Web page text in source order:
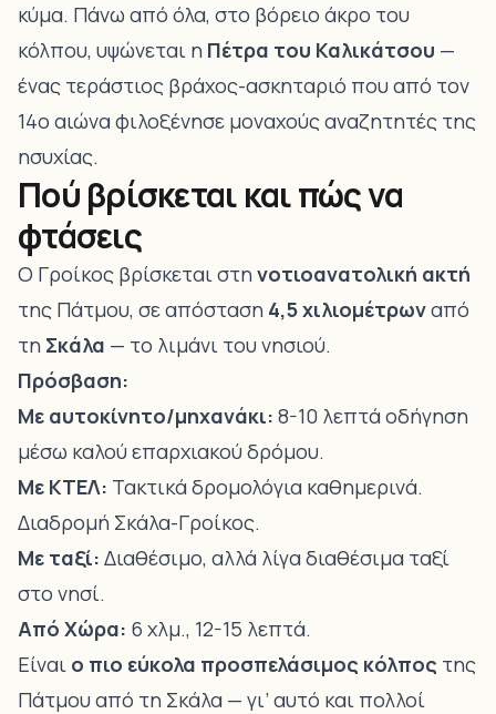
κύμα. Πάνω από όλα, στο βόρειο άκρο του
κόλπου, υψώνεται η Πέτρα του Καλικάτσου —
ένας τεράστιος βράχος-ασκηταριό που από τον
14ο αιώνα φιλοξένησε μοναχούς αναζητητές της
ησυχίας.
Πού βρίσκεται και πώς να
φτάσεις
Ο Γροίκος βρίσκεται στη νοτιοανατολική ακτή
της Πάτμου, σε απόσταση 4,5 χιλιομέτρωναπό
τη Σκάλα — το λιμάνι του νησιού.
Πρόσβαση:
Με αυτοκίνητο/μηχανάκι: 8-10 λεπτά οδήγηση
μέσω καλού επαρχιακού δρόμου.
Με ΚΤΕΛ: Τακτικά δρομολόγια καθημερινά.
Διαδρομή Σκάλα-Γροίκος.
Με ταξί: Διαθέσιμο, αλλά λίγα διαθέσιμα ταξί
στο νησί.
Από Χώρα: 6 χλμ., 12-15 λεπτά.
Είναι ο πιο εύκολα προσπελάσιμος κόλπος της
Πάτμου από τη Σκάλα — γι’ αυτό και πολλοί